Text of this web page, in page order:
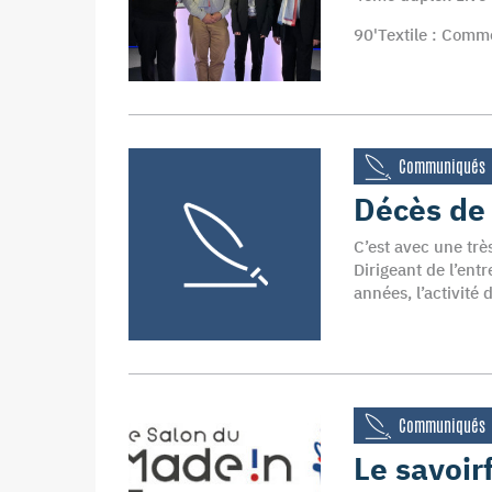
90'Textile :
Communiqués
Décès
C’est avec une
Dirigeant de
années, l’activité
Communiqués
Le